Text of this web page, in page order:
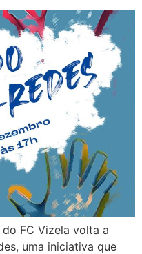
FC Vizela volta a
uma iniciativa que